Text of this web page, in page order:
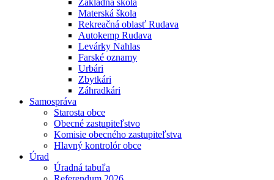
Základná škola
Materská škola
Rekreačná oblasť Rudava
Autokemp Rudava
Levárky Nahlas
Farské oznamy
Urbári
Zbytkári
Záhradkári
Samospráva
Starosta obce
Obecné zastupiteľstvo
Komisie obecného zastupiteľstva
Hlavný kontrolór obce
Úrad
Úradná tabuľa